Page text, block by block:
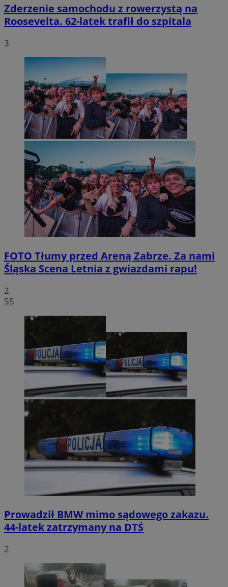
Zderzenie samochodu z rowerzystą na
Roosevelta. 62-latek trafił do szpitala
3
FOTO Tłumy przed Areną Zabrze. Za nami
Śląska Scena Letnia z gwiazdami rapu!
2
55
Prowadził BMW mimo sądowego zakazu.
44-latek zatrzymany na DTŚ
2